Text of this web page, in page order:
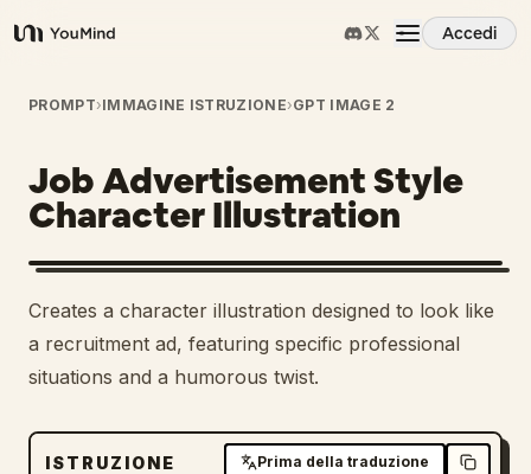
YouMind
Accedi
Panoramica
Casi d'uso
Abilità
Prompt
PROMPT›IMMAGINE ISTRUZIONE›GPT IMAGE 2
Job Advertisement Style
Character Illustration
Creates a character illustration designed to look like
a recruitment ad, featuring specific professional
situations and a humorous twist.
ISTRUZIONE Prima della traduzione